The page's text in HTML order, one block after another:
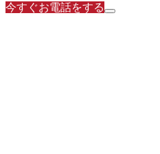
今すぐお電話をする